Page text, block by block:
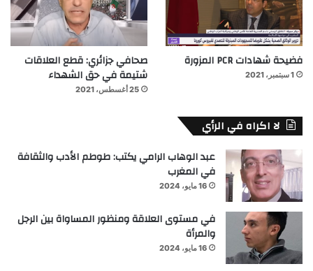
فضيحة شهادات PCR المزورة
1 سبتمبر، 2021
صحافي جزائري: قطع العلاقات
شتيمة في حق الشهداء
25 أغسطس، 2021
لا اكراه في الرأي
عبد الوهاب الرامي يكتب: طوطم الأدب والثقافة
في المغرب
16 مايو، 2024
في مستوى العلاقة ومنظور المساواة بين الرجل
والمرأة
16 مايو، 2024